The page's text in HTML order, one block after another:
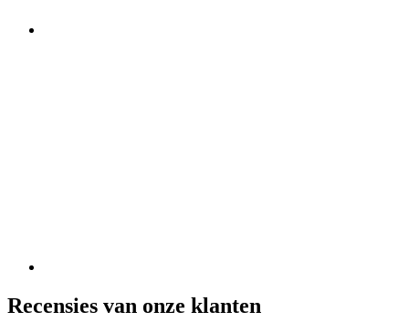
Recensies van onze klanten